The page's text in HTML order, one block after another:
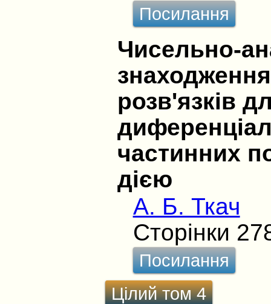
Посилання
Чисельно-
розв'язків
частинних
дією
А. Б. Ткач
Сторінки
Посилання
Цілий том 4